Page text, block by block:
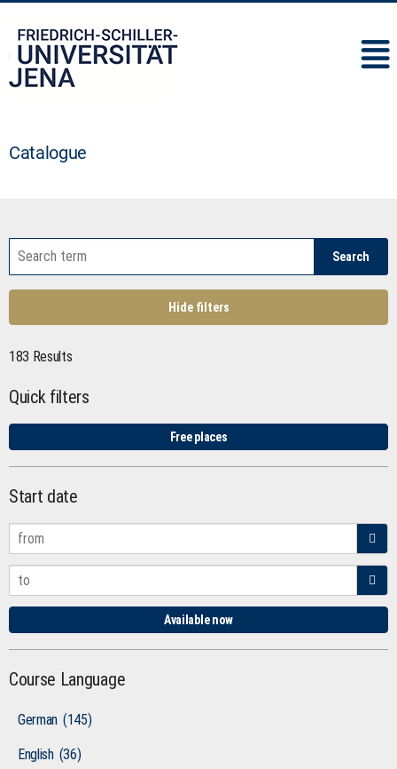
Catalogue
Search
Hide filters
183 Results
Quick filters
Free places
Start date
Available now
Course Language
German (145)
English (36)